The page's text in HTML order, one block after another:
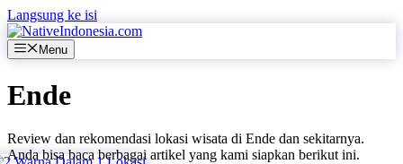
Langsung ke isi
Menu
Ende
Review dan rekomendasi lokasi wisata di Ende dan sekitarnya.
Anda bisa baca berbagai artikel yang kami siapkan berikut ini.